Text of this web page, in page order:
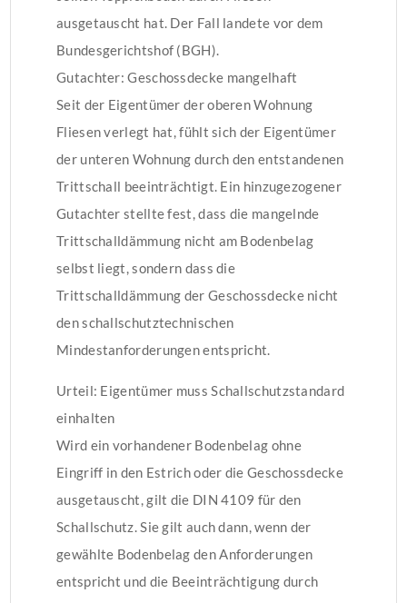
ausgetauscht hat. Der Fall landete vor dem
Bundesgerichtshof (BGH).
Gutachter: Geschossdecke mangelhaft
Seit der Eigentümer der oberen Wohnung
Fliesen verlegt hat, fühlt sich der Eigentümer
der unteren Wohnung durch den entstandenen
Trittschall beeinträchtigt. Ein hinzugezogener
Gutachter stellte fest, dass die mangelnde
Trittschalldämmung nicht am Bodenbelag
selbst liegt, sondern dass die
Trittschalldämmung der Geschossdecke nicht
den schallschutztechnischen
Mindestanforderungen entspricht.
Urteil: Eigentümer muss Schallschutzstandard
einhalten
Wird ein vorhandener Bodenbelag ohne
Eingriff in den Estrich oder die Geschossdecke
ausgetauscht, gilt die DIN 4109 für den
Schallschutz. Sie gilt auch dann, wenn der
gewählte Bodenbelag den Anforderungen
entspricht und die Beeinträchtigung durch